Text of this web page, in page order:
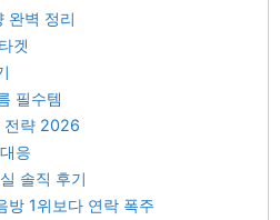
완벽 정리
겟
필수템
전략 2026
응
솔직 후기
방 1위보다 연락 폭주